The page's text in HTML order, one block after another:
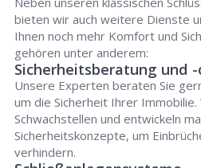
bieten wir auch weitere Dienste
Ihnen noch mehr Komfort und
gehören unter anderem:
Sicherheitsberatung und
Unsere Experten beraten Sie
um die Sicherheit Ihrer Immobilie.
Schwachstellen und entwickeln
Sicherheitskonzepte, um
verhindern.